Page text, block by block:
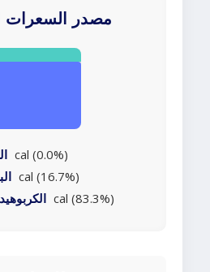
مصدر السعرات
0 cal (0.0%)
9 cal (16.7%)
48 cal (83.3%)